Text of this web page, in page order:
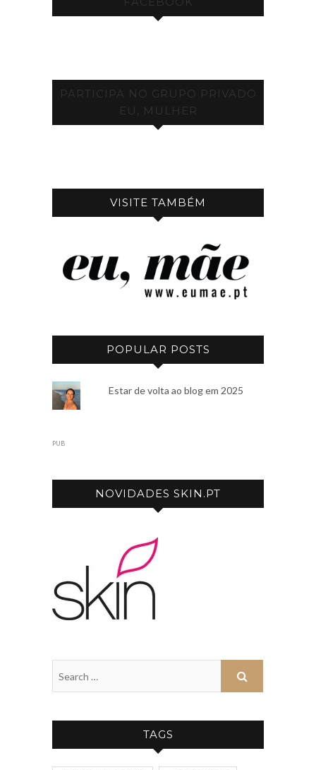
PARTICIPA NO GRUPO PRIVADO
EU, MULHER
VISITE TAMBÉM
POPULAR POSTS
Estar de volta ao blog em 2025
PUB
NOVIDADES SKIN.PT
TAGS